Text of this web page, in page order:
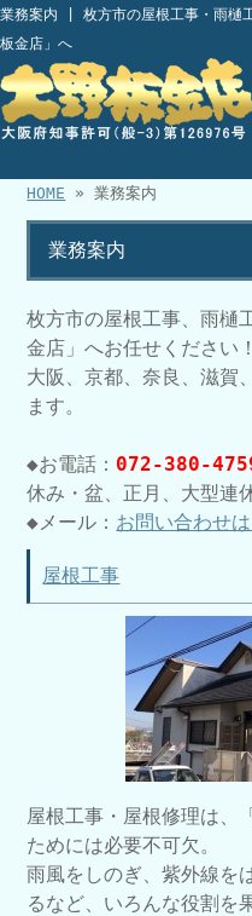
業務案内 | 枚方市の屋根工事・雨樋
板金店」へ
HOME » 業務案内
業務案内
枚方市の屋根工事、雨樋
金店」へお任せください！
大阪、京都、奈良、滋賀
ます。
◆お電話： 072-380-
休み・盆、正月、大型連
◆メール： お問い合わせ
屋根工事
屋根工事・屋根修理は、
ためには必要不可欠。
雨風をしのぎ、紫外線を
るなど、いろんな役割を